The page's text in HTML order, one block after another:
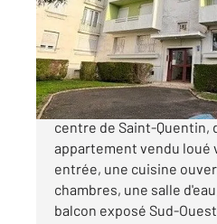
Appartement F3 à
45 000 €
EN EXCLUSIVITÉ SAINT-
centre de Saint-Quentin,
appartement vendu loué
entrée, une cuisine
chambres, une salle
balcon exposé Sud-Ouest